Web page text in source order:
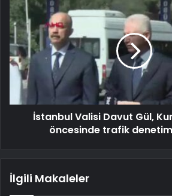
İstanbul Valisi Davut Gül,
öncesinde trafik
İlgili Makaleler